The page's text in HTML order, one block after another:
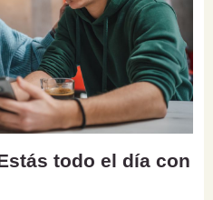
todo el día con